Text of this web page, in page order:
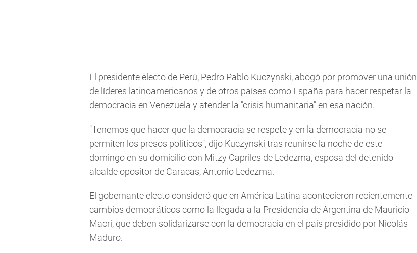
El presidente electo de Perú, Pedro Pablo Kuczynski, abogó por promover una unión
de líderes latinoamericanos y de otros países como España para hacer respetar la
democracia en Venezuela y atender la "crisis humanitaria" en esa nación.
"Tenemos que hacer que la democracia se respete y en la democracia no se
permiten los presos políticos", dijo Kuczynski tras reunirse la noche de este
domingo en su domicilio con Mitzy Capriles de Ledezma, esposa del detenido
alcalde opositor de Caracas, Antonio Ledezma.
El gobernante electo consideró que en América Latina acontecieron recientemente
cambios democráticos como la llegada a la Presidencia de Argentina de Mauricio
Macri, que deben solidarizarse con la democracia en el país presidido por Nicolás
Maduro.